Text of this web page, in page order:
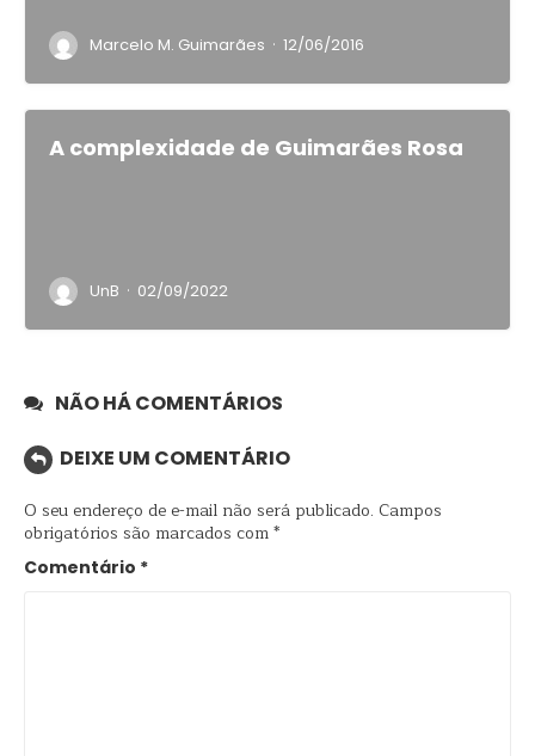
Marcelo M. Guimarães · 12/06/2016
A complexidade de Guimarães Rosa
UnB · 02/09/2022
NÃO HÁ COMENTÁRIOS
DEIXE UM COMENTÁRIO
O seu endereço de e-mail não será publicado. Campos
obrigatórios são marcados com*
Comentário *